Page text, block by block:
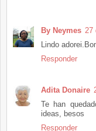
By Neymes 27
Lindo
Responder
Adita Donaire
Te han
ideas, besos
Responder